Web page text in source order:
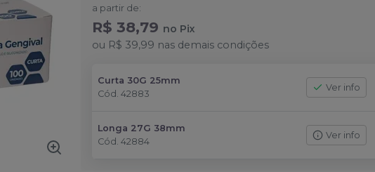
a partir de:
R$ 38,79 no Pix
ou R$ 39,99 nas demais condições
Curta 30G 25mm
Cód.42883
Ver info
Longa 27G 38mm
Cód.42884
Ver info